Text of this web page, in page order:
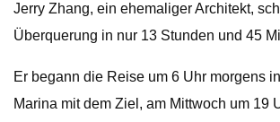
Jerry Zhang, ein ehemaliger Architekt,
Überquerung in nur 13 Stunden und 45
Er begann die Reise um 6 Uhr morgens
Marina mit dem Ziel, am Mittwoch um 19